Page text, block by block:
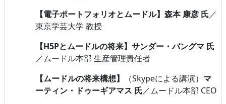
【電子ポートフォリオとムードル】 森本 康彦 氏／
東京学芸大学 教授
【H5Pとムードルの将来】 サンダー・バングマ 氏
／ムードル本部 生産管理責任者
【ムードルの将来構想】
（Skypeによる講演） マ
ーティン・ドゥーギアマス 氏／ムードル本部 CEO